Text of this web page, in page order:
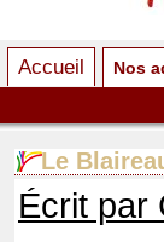
Accueil Nos
Le
Écrit par